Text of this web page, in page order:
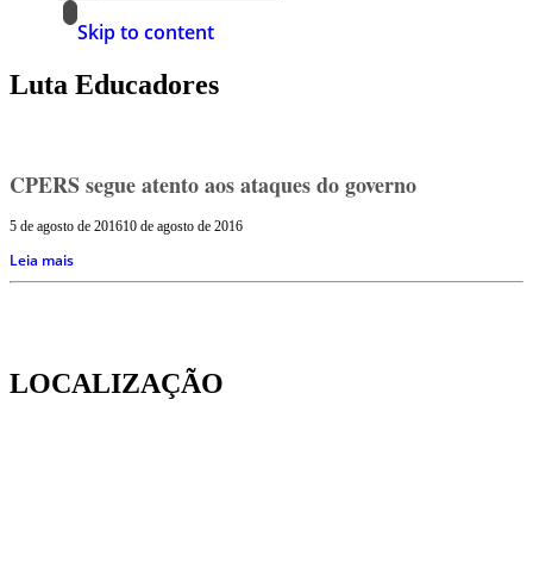
Skip to content
Luta Educadores
CPERS segue atento aos ataques do governo
5 de agosto de 201610 de agosto de 2016
Leia mais
LOCALIZAÇÃO